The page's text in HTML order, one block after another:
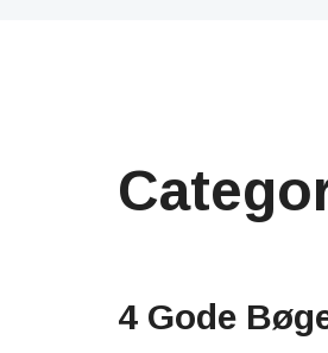
4 Gode